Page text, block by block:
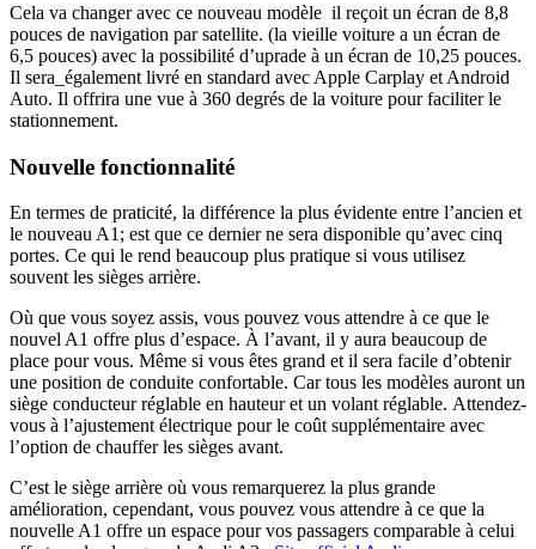
Cela va changer avec ce nouveau modèle il reçoit un écran de 8,8
pouces de navigation par satellite. (la vieille voiture a un écran de
6,5 pouces) avec la possibilité d’uprade à un écran de 10,25 pouces.
Il sera_également livré en standard avec Apple Carplay et Android
Auto. Il offrira une vue à 360 degrés de la voiture pour faciliter le
stationnement.
Nouvelle fonctionnalité
En termes de praticité, la différence la plus évidente entre l’ancien et
le nouveau A1; est que ce dernier ne sera disponible qu’avec cinq
portes. Ce qui le rend beaucoup plus pratique si vous utilisez
souvent les sièges arrière.
Où que vous soyez assis, vous pouvez vous attendre à ce que le
nouvel A1 offre plus d’espace. À l’avant, il y aura beaucoup de
place pour vous. Même si vous êtes grand et il sera facile d’obtenir
une position de conduite confortable. Car tous les modèles auront un
siège conducteur réglable en hauteur et un volant réglable. Attendez-
vous à l’ajustement électrique pour le coût supplémentaire avec
l’option de chauffer les sièges avant.
C’est le siège arrière où vous remarquerez la plus grande
amélioration, cependant, vous pouvez vous attendre à ce que la
nouvelle A1 offre un espace pour vos passagers comparable à celui